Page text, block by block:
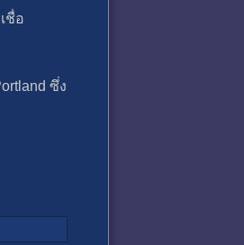
ชื่อ
ซึ่ง